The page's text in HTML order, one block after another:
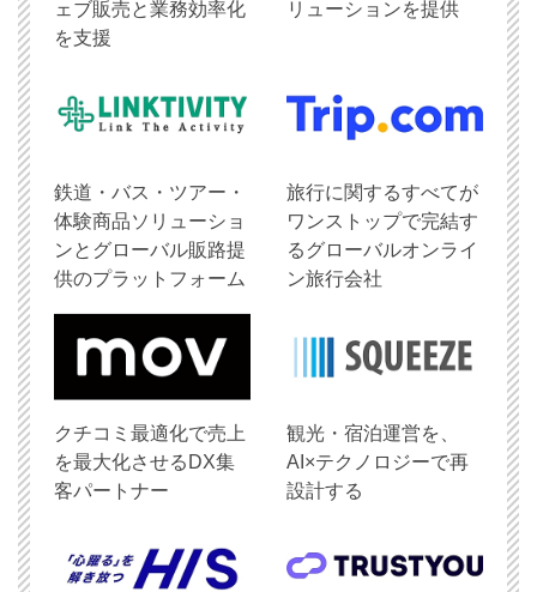
ェブ販売と業務効率化
を支援
リューションを提供
鉄道・バス・ツアー・
体験商品ソリューショ
ンとグローバル販路提
供のプラットフォーム
旅行に関するすべてが
ワンストップで完結す
るグローバルオンライ
ン旅行会社
クチコミ最適化で売上
を最大化させるDX集
客パートナー
観光・宿泊運営を、
AI×テクノロジーで再
設計する